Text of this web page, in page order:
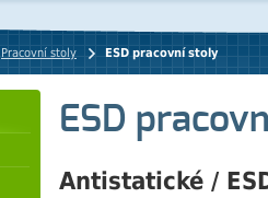
Pracovní stoly ESD pracovní stoly
ESD
Antistatické /